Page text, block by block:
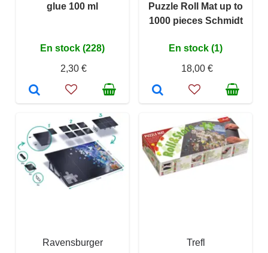
glue 100 ml
En stock (228)
2,30 €
Puzzle Roll Mat up to
1000 pieces Schmidt
En stock (1)
18,00 €
Ravensburger Trefl